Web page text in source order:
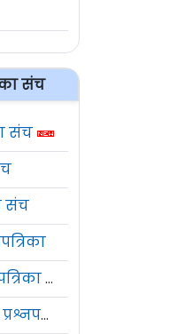
संच
संच
संच
विक्रीकर निरीक्षक प्रश्नपत्रिका संच
सहाय्यक कक्ष अधिकारी प्रश्नपत्रिका संच